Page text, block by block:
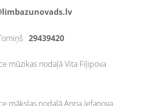
29439420
mūzikas nodaļā Vita Fiļipova
mākslas nodaļā Anna Jefanova